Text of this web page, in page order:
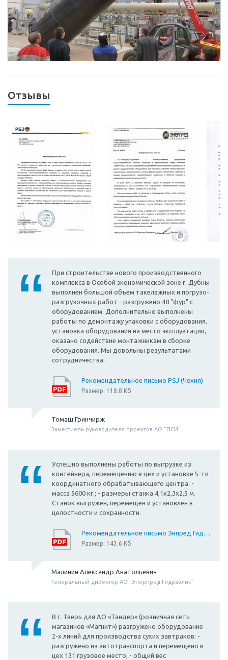
Отзывы
При строительстве нового производственного
комплекса в Особой экономической зоне г. Дубны
выполнен большой объем такелажных и погрузо-
разгрузочных работ - разгружено 48 "фур" с
оборудованием. Дополнительно выполнены
работы по демонтажу упаковки с оборудования,
установка оборудования на место эксплуатации,
оказано содействие монтажникам в сборке
оборудования. Мы довольны результатами
сотрудничества.
Рекомендательное письмо PSJ (Чехия)
Размер: 118.8 Кб
Томаш Гринчирж
Заместиель руководителя проектов АО "ПСЙ"
Успешно выполнены работы по выгрузке из
контейнера, перемещению в цех и установке 5-ти
координатного обрабатывающего центра: -
масса 5600 кг.; - размеры станка 4,1х2,3х2,5 м.
Станок выгружен, перемещен и установлен в
целостности и сохранности.
Рекомендательное письмо Энпред Гидравлик
Размер: 143.6 Кб
Малинин Александр Анатольевич
Генеральный директор АО "Энерпред Гидравлик"
В г. Тверь для АО «Тандер» (розничная сеть
магазинов «Магнит») разгружено оборудование
2-х линий для производства сухих завтраков: -
разгружено из автотранспорта и перемещено в
цех 131 грузовое место; - общий вес